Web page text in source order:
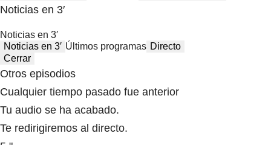
Noticias en 3′
Noticias en 3′
Noticias en 3′ Últimos programas Directo
Cerrar
Otros episodios
Cualquier tiempo pasado fue anterior
Tu audio se ha acabado.
Te redirigiremos al directo.